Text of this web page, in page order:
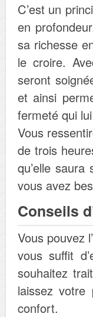
C’est un
en
sa richesse
le croire.
seront
et ainsi
fermeté qui
Vous
de trois
qu’elle
vous avez
Conseils
Vous pouvez
vous suffit
souhaitez
laissez votre
confort.